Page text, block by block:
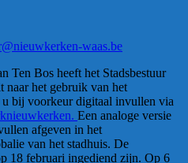
waas.be
Ten Bos heeft het Stadsbestuur
naar het gebruik van het
bij voorkeur digitaal invullen via
Een analoge versie
afgeven in het
van het stadhuis. De
18 februari ingediend zijn. Op 6